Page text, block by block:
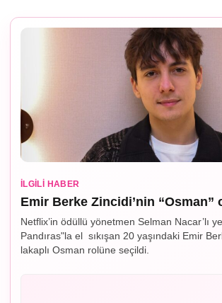
İLGILI HABER
Emir Berke Zincidi’nin “Osman”
Netflix’in ödüllü yönetmen Selman Nacar’lı
Pandıras"la el sıkışan 20 yaşındaki Emir
lakaplı Osman rolüne seçildi.